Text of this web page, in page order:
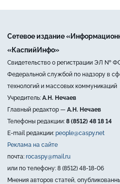
Сетевое издание
«КаспийИнфо»
Свидетельство о регистрации ЭЛ № ФС
Федеральной службой по надзору в
технологий и массовых коммуникаций
Учредитель: А.Н. Нечаев
Главный редактор — А.Н. Нечаев
Телефоны редакции: 8 (8512) 48 18 14
E-mail редакции: people@caspy.net
Реклама на сайте
почта: rocaspy@mail.ru
или по телефону: 8 (8512) 48-18-06
Мнения авторов статей,